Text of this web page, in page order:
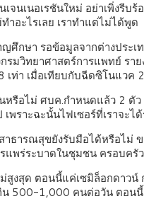
นเนอเรชันใหม่ อย่าเพิ่งรี
ำอะไรเลย เราทำแต่ไม่ได้พูด
ญศึกษา รอข้อมูลจากต่างป
รมวิทยาศาสตร์การแพทย์
เท่า เมื่อเทียบกับฉีดซิโน
อไม่ ศบค.กำหนดแล้ว 2 ตั
พราะฉะนั้นไฟเซอร์ที่เราจ
ธารณสุขยังรับมือได้หรือไม่
พร่ระบาดในชุมชน ครอบค
งสุด ตอนนี้แค่เซมิล็อกดาวน์
น 500-1,000 คนต่อวัน ตอ